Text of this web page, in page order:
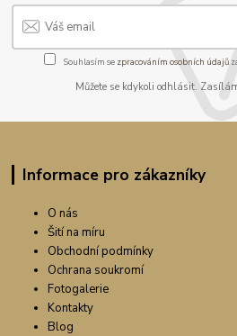
Souhlasím se zpracováním osobních údajů
Můžete se kdykoli odhlásit.
Informace pro zákazníky
O nás
Šití na míru
Obchodní podmínky
Ochrana soukromí
Fotogalerie
Kontakty
Blog